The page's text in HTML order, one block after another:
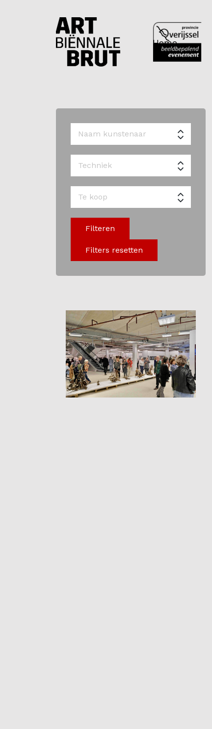
Home
Home
Exposanten
2026
Programma
Onderwijs
Bezoekers
Parking
Over ons
Art Brut
Filteren
Filters resetten